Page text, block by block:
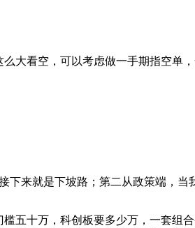
大看空，可以考虑做一手期指空单
下来就是下坡路；第二从政策端，当
五十万，科创板要多少万，一套